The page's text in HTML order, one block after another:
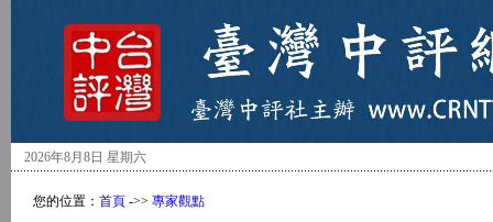
2026年8月8日 星期六
您的位置： 首頁 ->> 專家觀點